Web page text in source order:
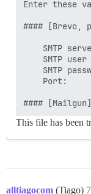
Enter these
#### [Brevo,
SMTP
SMTP user
SMTP
Port:
This file has been
alltiagocom (Tiago) 7